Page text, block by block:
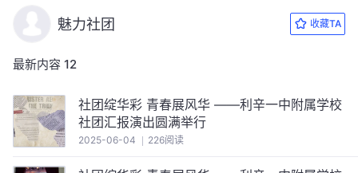
魅力社团 收藏TA
最新内容 12
社团绽华彩 青春展风华 ——利辛一中附属学校
社团汇报演出圆满举行
2025-06-04 226阅读